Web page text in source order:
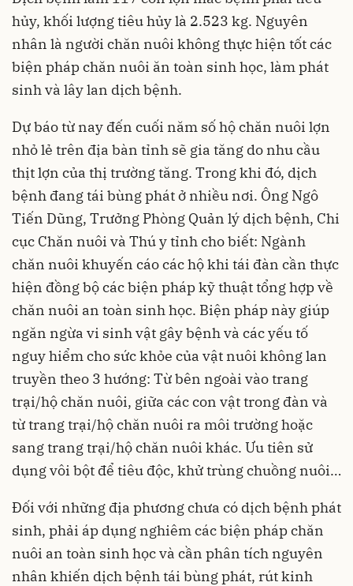
hủy, khối lượng tiêu hủy là 2.523 kg. Nguyên
nhân là người chăn nuôi không thực hiện tốt các
biện pháp chăn nuôi ăn toàn sinh học, làm phát
sinh và lây lan dịch bệnh.
Dự báo từ nay đến cuối năm số hộ chăn nuôi lợn
nhỏ lẻ trên địa bàn tỉnh sẽ gia tăng do nhu cầu
thịt lợn của thị trường tăng. Trong khi đó, dịch
bệnh đang tái bùng phát ở nhiều nơi. Ông Ngô
Tiến Dũng, Trưởng Phòng Quản lý dịch bệnh, Chi
cục Chăn nuôi và Thú y tỉnh cho biết: Ngành
chăn nuôi khuyến cáo các hộ khi tái đàn cần thực
hiện đồng bộ các biện pháp kỹ thuật tổng hợp về
chăn nuôi an toàn sinh học. Biện pháp này giúp
ngăn ngừa vi sinh vật gây bệnh và các yếu tố
nguy hiểm cho sức khỏe của vật nuôi không lan
truyền theo 3 hướng: Từ bên ngoài vào trang
trại/hộ chăn nuôi, giữa các con vật trong đàn và
từ trang trại/hộ chăn nuôi ra môi trường hoặc
sang trang trại/hộ chăn nuôi khác. Ưu tiên sử
dụng vôi bột để tiêu độc, khử trùng chuồng nuôi…
Đối với những địa phương chưa có dịch bệnh phát
sinh, phải áp dụng nghiêm các biện pháp chăn
nuôi an toàn sinh học và cần phân tích nguyên
nhân khiến dịch bệnh tái bùng phát, rút kinh